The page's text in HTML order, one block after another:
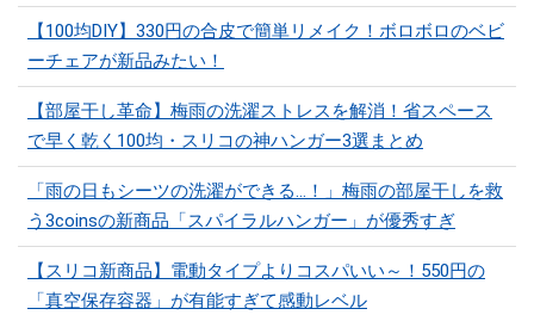
【100均DIY】330円の合皮で簡単リメイク！ボロボロのベビ
ーチェアが新品みたい！
【部屋干し革命】梅雨の洗濯ストレスを解消！省スペース
で早く乾く100均・スリコの神ハンガー3選まとめ
「雨の日もシーツの洗濯ができる…！」梅雨の部屋干しを救
う3coinsの新商品「スパイラルハンガー」が優秀すぎ
【スリコ新商品】電動タイプよりコスパいい～！550円の
「真空保存容器」が有能すぎて感動レベル